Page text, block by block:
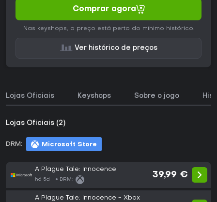
Comprar agora
Nas keyshops, o preço está perto do mínimo histórico.
Ver histórico de preços
Lojas Oficiais Keyshops Sobre o jogo
Lojas Oficiais (2)
DRM: Microsoft Store
A Plague Tale: Innocence
há 5d DRM:
39,99 €
A Plague Tale: Innocence - Xbox